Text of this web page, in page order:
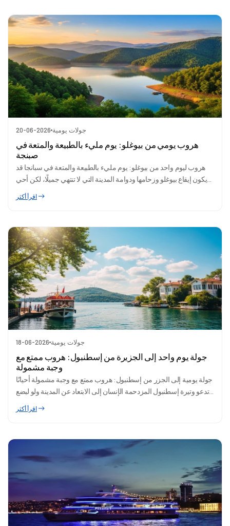
20-06-2026 جولات يومية
هروب يومي من بيوغلو: يوم مليء بالطبيعة والمتعة في
صبنجة
هروب ليوم واحد من بيوغلو: يوم مليء بالطبيعة والمتعة في سبانجا قد
اقرأ أكثر
18-06-2026 جولات يومية
جولة يوم واحد إلى الجزيرة من إسطنبول: هروب ممتع مع
وجبة مشمولة
جولة يومية إلى الجزر من إسطنبول: هروب ممتع مع وجبة مشمولة أحيانًا
تدعو وتيرة إسطنبول المزدحمة الإنسان إلى الابتعاد عن المدينة ولو لبضع...
اقرأ أكثر